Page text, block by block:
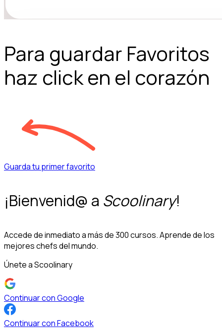
Para guardar Favoritos
haz click en el corazón
Guarda tu primer favorito
¡Bienvenid@ a Scoolinary!
Accede de inmediato a más de 300 cursos. Aprende de los
mejores chefs del mundo.
Únete a Scoolinary
Continuar con Google
Continuar con Facebook